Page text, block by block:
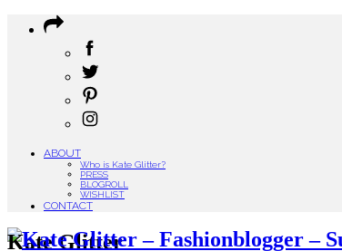
ABOUT
Who is Kate Glitter?
PRESS
BLOGROLL
WISHLIST
CONTACT
Kate Glitter